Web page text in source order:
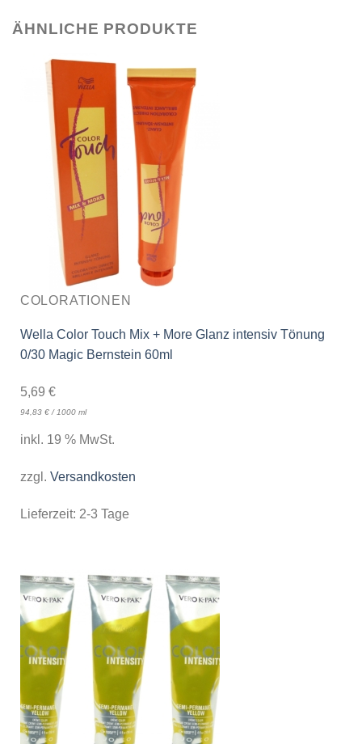
ÄHNLICHE PRODUKTE
COLORATIONEN
Wella Color Touch Mix + More Glanz intensiv Tönung
0/30 Magic Bernstein 60ml
5,69 €
94,83 €/1000 ml
inkl. 19 % MwSt.
zzgl. Versandkosten
Lieferzeit: 2-3 Tage